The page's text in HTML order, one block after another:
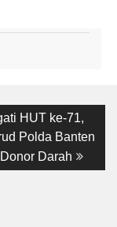
HUT ke-71,
Polda Banten
Darah